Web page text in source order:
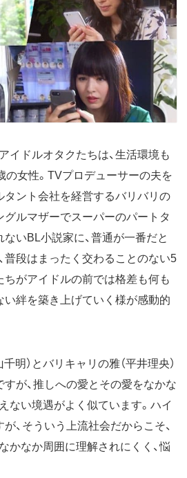
イドルオタクたちは、生活環境も
の女性。TVプロデューサーの夫を
タント会社を経営するバリバリの
グルマザーでスーパーのパートタ
ないBL小説家に、普通が一番だと
普段はまったく交わることのない5
ちがアイドルの前では格差も何も
い絆を築き上げていく様が感動的
明）とバリキャリの雅（平井理央）
すが、推しへの愛とその愛をなかな
ない境遇がよく似ています。ハイ
、そういう上流社会だからこそ、
かなか周囲に理解されにくく、悩